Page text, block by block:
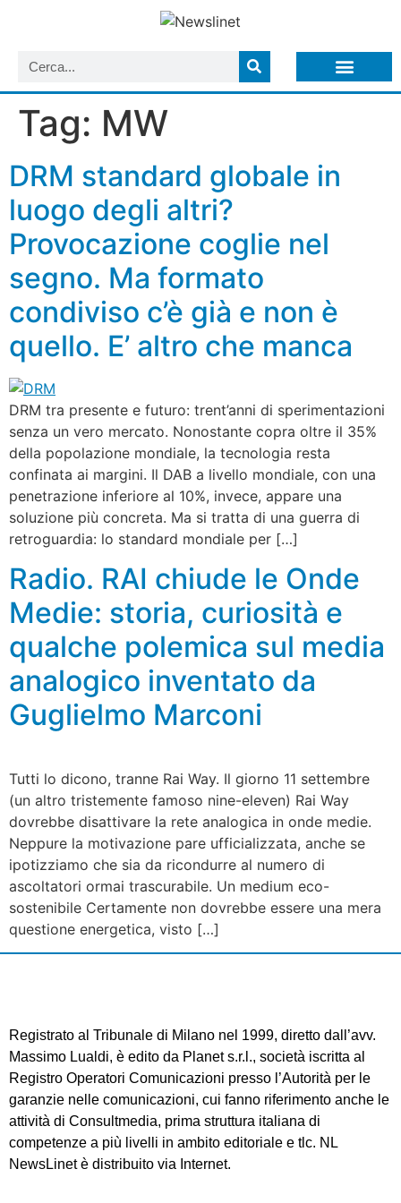
Tag: MW
DRM standard globale in
luogo degli altri?
Provocazione coglie nel
segno. Ma formato
condiviso c’è già e non è
quello. E’ altro che manca
DRM tra presente e futuro: trent’anni di sperimentazioni
senza un vero mercato. Nonostante copra oltre il 35%
della popolazione mondiale, la tecnologia resta
confinata ai margini. Il DAB a livello mondiale, con una
penetrazione inferiore al 10%, invece, appare una
soluzione più concreta. Ma si tratta di una guerra di
retroguardia: lo standard mondiale per […]
Radio. RAI chiude le Onde
Medie: storia, curiosità e
qualche polemica sul media
analogico inventato da
Guglielmo Marconi
Tutti lo dicono, tranne Rai Way. Il giorno 11 settembre
(un altro tristemente famoso nine-eleven) Rai Way
dovrebbe disattivare la rete analogica in onde medie.
Neppure la motivazione pare ufficializzata, anche se
ipotizziamo che sia da ricondurre al numero di
ascoltatori ormai trascurabile. Un medium eco-
sostenibile Certamente non dovrebbe essere una mera
questione energetica, visto […]
Registrato al Tribunale di Milano nel 1999, diretto dall’avv.
Massimo Lualdi, è edito da Planet s.r.l., società iscritta al
Registro Operatori Comunicazioni presso l’Autorità per le
garanzie nelle comunicazioni, cui fanno riferimento anche le
attività di Consultmedia, prima struttura italiana di
competenze a più livelli in ambito editoriale e tlc. NL
NewsLinet è distribuito via Internet.